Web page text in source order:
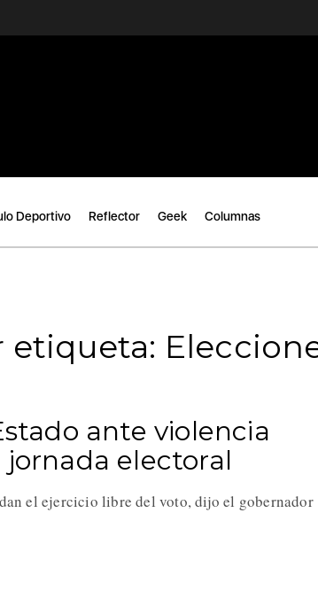
Deportivo Reflector Geek Columnas
ante violencia
electoral
el ejercicio libre del voto, dijo el gobernador